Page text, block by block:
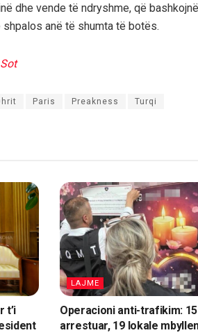
dhe vende të ndryshme, që
anë të shumta të botës.
Paris Preakness Turqi
t’i
LAJME
Operacioni anti-trafikim:
arrestuar, 19 lokale